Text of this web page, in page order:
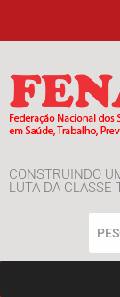
CONSTRUINDO
LUTA DA CLASSE